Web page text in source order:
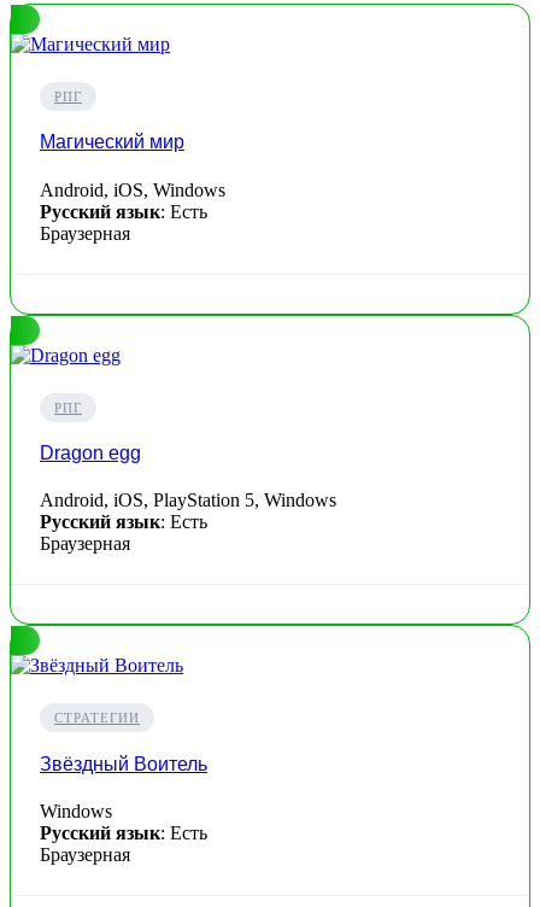
РПГ
Магический мир
Android, iOS, Windows
Русский язык: Есть
Браузерная
РПГ
Dragon egg
Android, iOS, PlayStation 5, Windows
Русский язык: Есть
Браузерная
СТРАТЕГИИ
Звёздный Воитель
Windows
Русский язык: Есть
Браузерная